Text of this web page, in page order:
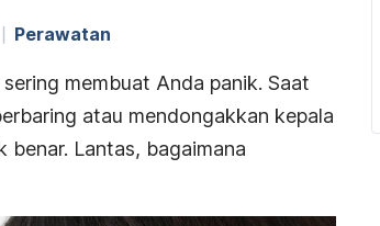
Perawatan
sering membuat Anda panik. Saat
atau mendongakkan kepala
benar. Lantas, bagaimana